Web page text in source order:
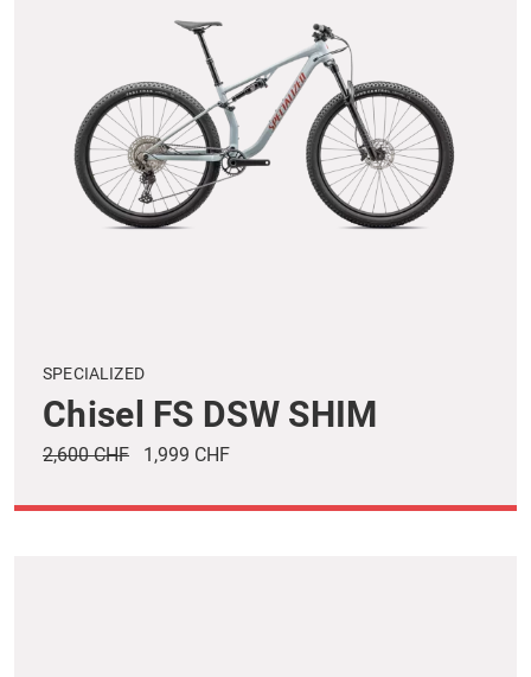
SPECIALIZED
Chisel FS DSW SHIM
2,600 CHF 1,999 CHF